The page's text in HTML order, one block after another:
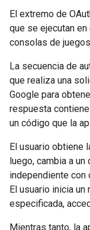
El extremo de
que se ejecutan
consolas de
La secuencia de
que realiza una
Google para
respuesta
un código que la
El usuario obtiene
luego, cambia a
independiente con
El usuario inicia un
especificada,
Mientras tanto, la